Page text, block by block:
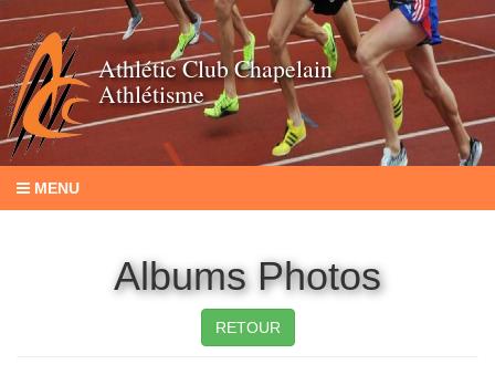
Athlétic Club Chapelain
Athlétisme
MENU
Albums Photos
RETOUR